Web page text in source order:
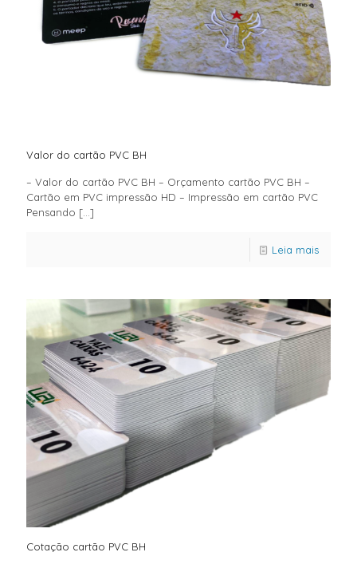
Valor do cartão PVC BH
– Valor do cartão PVC BH – Orçamento cartão PVC BH –
Cartão em PVC impressão HD – Impressão em cartão PVC
Pensando […]
Leia mais
Cotação cartão PVC BH